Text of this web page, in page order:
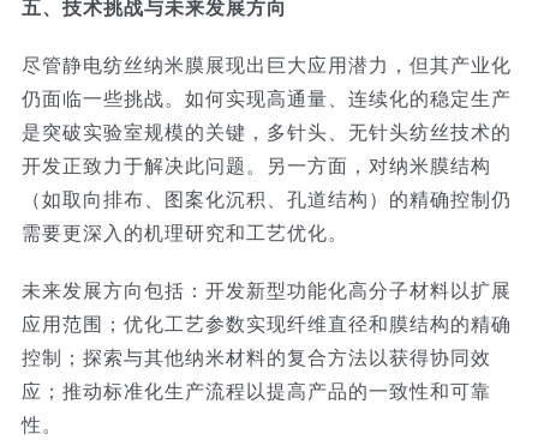
五、技术挑战与未来发展方向
尽管静电纺丝纳米膜展现出巨大应用潜力，但其产业化
仍面临一些挑战。如何实现高通量、连续化的稳定生产
是突破实验室规模的关键，多针头、无针头纺丝技术的
开发正致力于解决此问题。另一方面，对纳米膜结构
（如取向排布、图案化沉积、孔道结构）的精确控制仍
需要更深入的机理研究和工艺优化。
未来发展方向包括：开发新型功能化高分子材料以扩展
应用范围；优化工艺参数实现纤维直径和膜结构的精确
控制；探索与其他纳米材料的复合方法以获得协同效
应；推动标准化生产流程以提高产品的一致性和可靠
性。